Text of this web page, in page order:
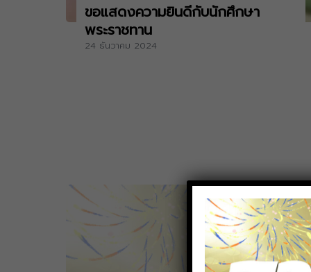
ขอแสดงความยินดีกับนักศึกษา
พระราชทาน
24 ธันวาคม 2024